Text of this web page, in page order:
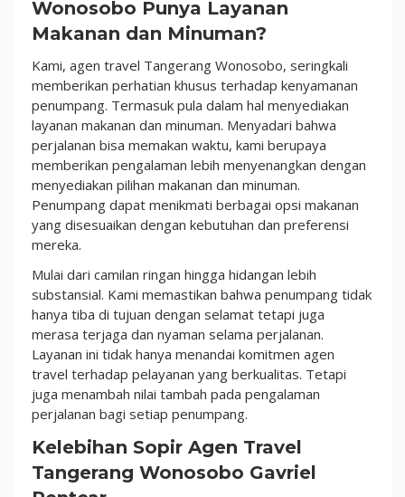
Wonosobo Punya Layanan
Makanan dan Minuman?
Kami, agen travel Tangerang Wonosobo, seringkali
memberikan perhatian khusus terhadap kenyamanan
penumpang. Termasuk pula dalam hal menyediakan
layanan makanan dan minuman. Menyadari bahwa
perjalanan bisa memakan waktu, kami berupaya
memberikan pengalaman lebih menyenangkan dengan
menyediakan pilihan makanan dan minuman.
Penumpang dapat menikmati berbagai opsi makanan
yang disesuaikan dengan kebutuhan dan preferensi
mereka.
Mulai dari camilan ringan hingga hidangan lebih
substansial. Kami memastikan bahwa penumpang tidak
hanya tiba di tujuan dengan selamat tetapi juga
merasa terjaga dan nyaman selama perjalanan.
Layanan ini tidak hanya menandai komitmen agen
travel terhadap pelayanan yang berkualitas. Tetapi
juga menambah nilai tambah pada pengalaman
perjalanan bagi setiap penumpang.
Kelebihan Sopir Agen Travel
Tangerang Wonosobo Gavriel